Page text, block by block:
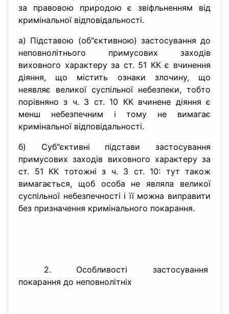
за правовою природою є звіфльненням від
кримінальної відповідальності.
а) Підставою (об"єктивною) застосування до
неповнолітнього примусових заходів
виховного характеру за ст. 51 КК є вчинення
діяння, що містить ознаки злочину, що
неявляє великої суспільної небезпеки, тобто
порівняно з ч. 3 ст. 10 КК вчинене діяння є
менш небезпечним і тому не вимагає
кримінальної відповідальності.
б) Суб"єктивні підстави застосування
примусових заходів виховного характеру за
ст. 51 КК тотожні з ч. 3 ст. 10: тут також
вимагається, щоб особа не являла великої
суспільної небезпечності і її можна виправити
без призначення кримінального покарання.
2. Особливості застосування
покарання до неповнолітніх